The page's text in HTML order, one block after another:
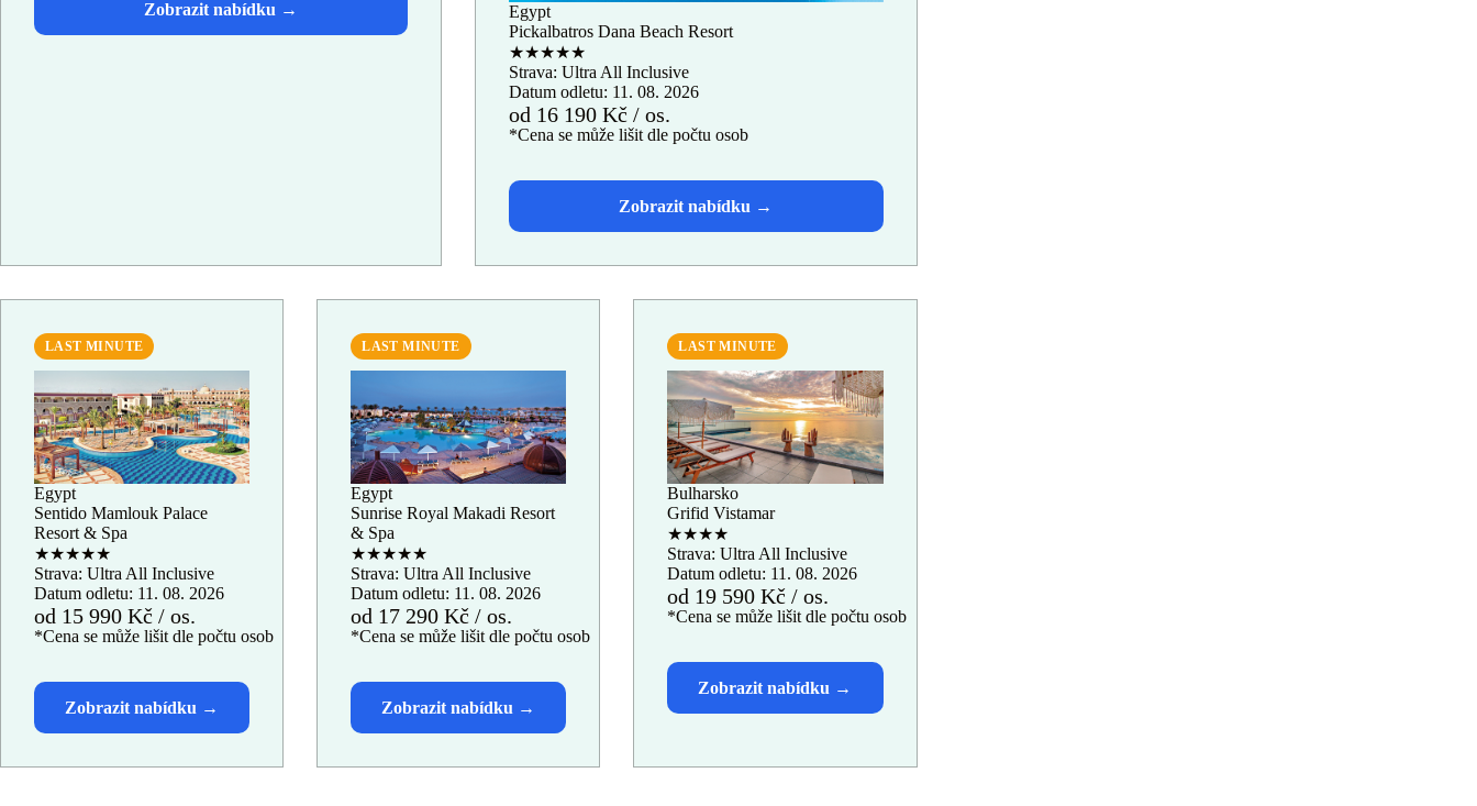
Egypt
Pickalbatros Dana Beach Resort
★★★★★
Strava: Ultra All Inclusive
Datum odletu: 11. 08. 2026
od 16 190 Kč / os.
*Cena se může lišit dle počtu osob
LAST MINUTE
Egypt
Sentido Mamlouk Palace
Resort & Spa
★★★★★
Strava: Ultra All Inclusive
Datum odletu: 11. 08. 2026
od 15 990 Kč / os.
*Cena se může lišit dle počtu osob
LAST MINUTE
Egypt
Sunrise Royal Makadi Resort
& Spa
★★★★★
Strava: Ultra All Inclusive
Datum odletu: 11. 08. 2026
od 17 290 Kč / os.
*Cena se může lišit dle počtu osob
LAST MINUTE
Bulharsko
Grifid Vistamar
★★★★
Strava: Ultra All Inclusive
Datum odletu: 11. 08. 2026
od 19 590 Kč / os.
*Cena se může lišit dle počtu osob